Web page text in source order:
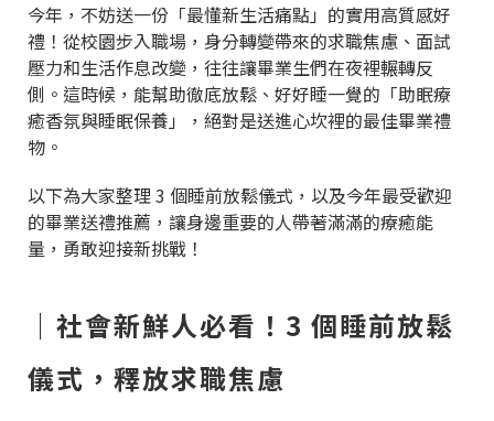
今年，不妨送一份「最懂新生活痛點」的實用高質感好
禮！從校園步入職場，身分轉變帶來的求職焦慮、面試
壓力和生活作息改變，往往讓畢業生們在夜裡輾轉反
側。這時候，能幫助徹底放鬆、好好睡一覺的「助眠療
癒香氛與睡眠保養」，絕對是送進心坎裡的最佳畢業禮
物。
以下為大家整理 3 個睡前放鬆儀式，以及今年最受歡迎
的畢業送禮推薦，讓身邊重要的人帶著滿滿的療癒能
量，勇敢迎接新挑戰！
｜社會新鮮人必看！3 個睡前放鬆
儀式，釋放求職焦慮